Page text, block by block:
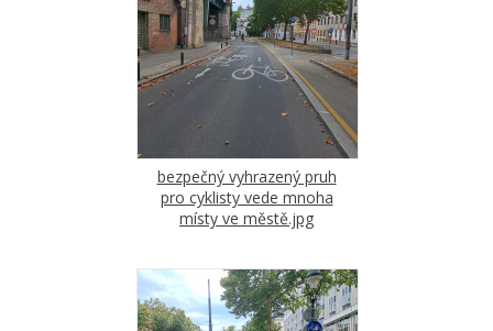
bezpečný vyhrazený pruh
pro cyklisty vede mnoha
místy ve městě.jpg